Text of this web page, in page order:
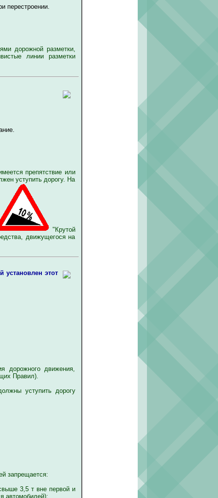
перестроении.
дорожной разметки,
линии разметки
препятствие или
уступить дорогу. На
"Крутой
движущегося на
установлен этот
движения,
Правил).
уступить дорогу
запрещается:
3,5 т вне первой и
автомобилей);